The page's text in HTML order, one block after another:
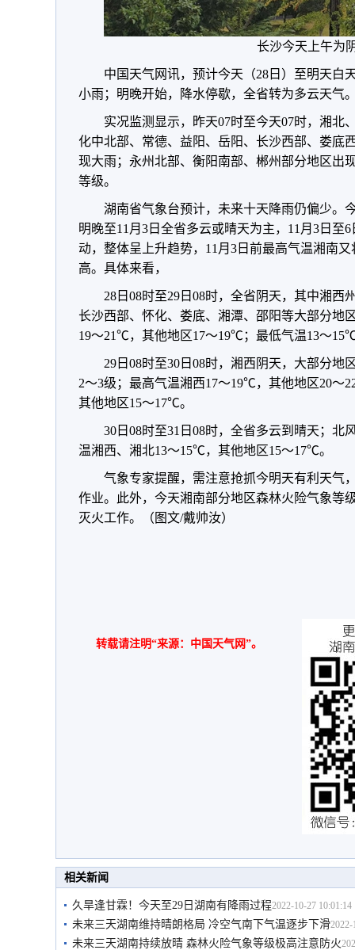
长沙今天上午为
中国天气网讯，预计今天（28日）至明天白
小雨；明晚开始，降水停歇，全省转为多云天气
实况监测显示，昨天07时至今天07时，湘北
化中北部、常德、益阳、岳阳、长沙西部、娄底
现大雨；永州北部、衡阳南部、郴州部分地区出
等级。
湖南省气象台预计，未来十天降雨仍偏少。
明晚至11月3日全省多云或晴天为主，11月3日至
动，整体呈上升趋势，11月3日前最高气温湘南
高。具体来看，
28日08时至29日08时，全省阴天，其中湘西
长沙西部、怀化、娄底、湘潭、邵阳等大部分地
19～21℃，其他地区17～19℃；最低气温13～
29日08时至30日08时，湘西阴天，大部分地
2～3级；最高气温湘西17～19℃，其他地区20
其他地区15～17℃。
30日08时至31日08时，全省多云到晴天；
温湘西、湘北13～15℃，其他地区15～17℃。
气象专家提醒，需注意抢抓今明天有利天气
作业。此外，今天湘南部分地区森林火险气象等
灭火工作。（图文/戴帅汝）
转载请注明“来源：中国天气网”。
相关新闻
久旱逢甘霖！今天至29日湖南有降雨过程2022-10-27 10:01:14
未来三天湖南维持晴朗格局 冷空气南下气温逐步下滑2022-
未来三天湖南持续放晴 森林火险气象等级极高注意防火